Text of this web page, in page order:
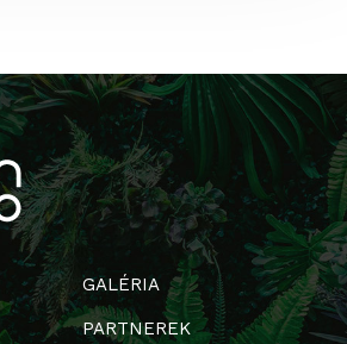
GALÉRIA
PARTNEREK